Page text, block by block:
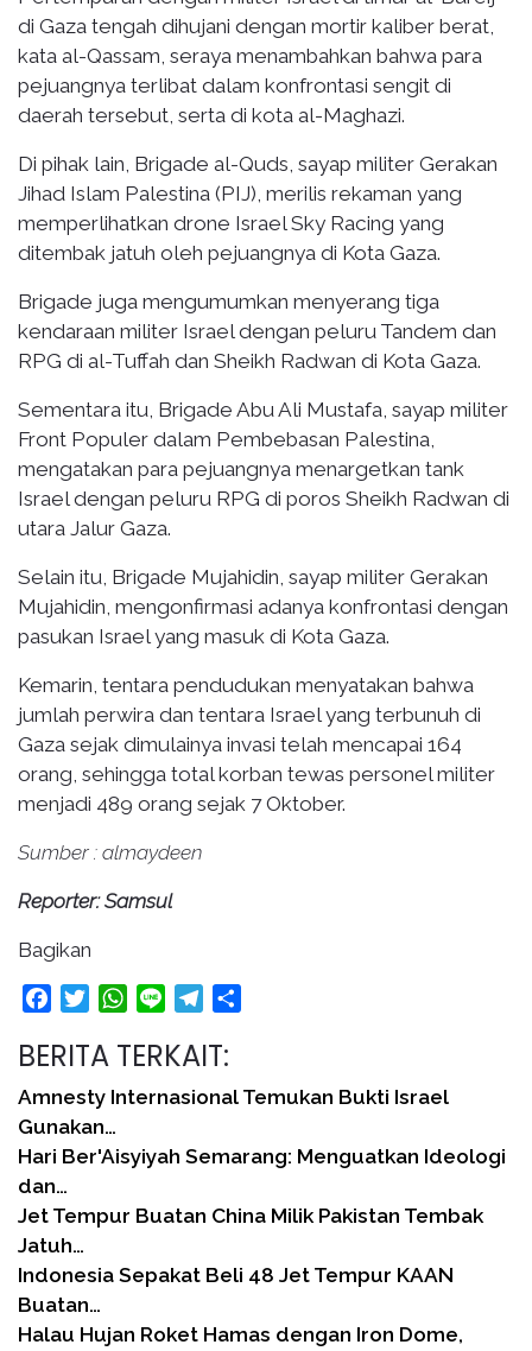
di Gaza tengah dihujani dengan mortir kaliber berat,
kata al-Qassam, seraya menambahkan bahwa para
pejuangnya terlibat dalam konfrontasi sengit di
daerah tersebut, serta di kota al-Maghazi.
Di pihak lain, Brigade al-Quds, sayap militer Gerakan
Jihad Islam Palestina (PIJ), merilis rekaman yang
memperlihatkan drone Israel Sky Racing yang
ditembak jatuh oleh pejuangnya di Kota Gaza.
Brigade juga mengumumkan menyerang tiga
kendaraan militer Israel dengan peluru Tandem dan
RPG di al-Tuffah dan Sheikh Radwan di Kota Gaza.
Sementara itu, Brigade Abu Ali Mustafa, sayap militer
Front Populer dalam Pembebasan Palestina,
mengatakan para pejuangnya menargetkan tank
Israel dengan peluru RPG di poros Sheikh Radwan di
utara Jalur Gaza.
Selain itu, Brigade Mujahidin, sayap militer Gerakan
Mujahidin, mengonfirmasi adanya konfrontasi dengan
pasukan Israel yang masuk di Kota Gaza.
Kemarin, tentara pendudukan menyatakan bahwa
jumlah perwira dan tentara Israel yang terbunuh di
Gaza sejak dimulainya invasi telah mencapai 164
orang, sehingga total korban tewas personel militer
menjadi 489 orang sejak 7 Oktober.
Sumber : almaydeen
Reporter: Samsul
Bagikan
FacebookTwitterWhatsApp
Line Telegram
BERITA TERKAIT:
Amnesty Internasional Temukan Bukti Israel
Gunakan…
Hari Ber'Aisyiyah Semarang: Menguatkan Ideologi
dan…
Jet Tempur Buatan China Milik Pakistan Tembak
Jatuh…
Indonesia Sepakat Beli 48 Jet Tempur KAAN
Buatan…
Halau Hujan Roket Hamas dengan Iron Dome,